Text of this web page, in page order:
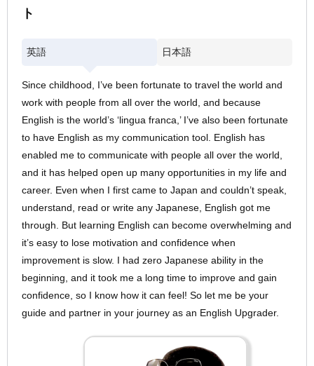
ト
英語 日本語
Since childhood, I’ve been fortunate to travel the world and
work with people from all over the world, and because
English is the world’s ‘lingua franca,’ I’ve also been fortunate
to have English as my communication tool. English has
enabled me to communicate with people all over the world,
and it has helped open up many opportunities in my life and
career. Even when I first came to Japan and couldn’t speak,
understand, read or write any Japanese, English got me
through. But learning English can become overwhelming and
it’s easy to lose motivation and confidence when
improvement is slow. I had zero Japanese ability in the
beginning, and it took me a long time to improve and gain
confidence, so I know how it can feel! So let me be your
guide and partner in your journey as an English Upgrader.